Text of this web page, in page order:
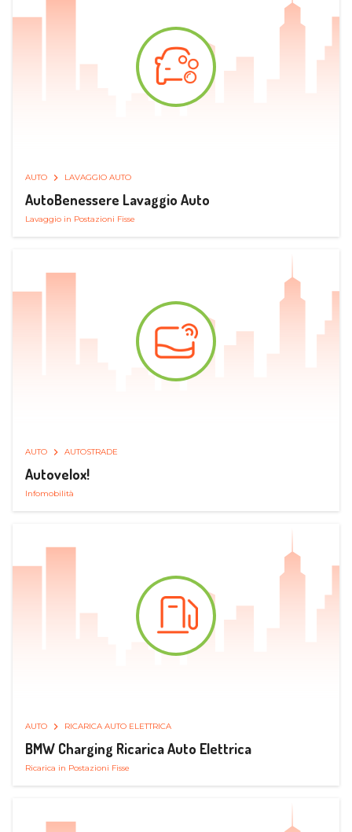
AUTO LAVAGGIO AUTO
AutoBenessere Lavaggio Auto
Lavaggio in Postazioni Fisse
AUTO AUTOSTRADE
Autovelox!
Infomobilità
AUTO RICARICA AUTO ELETTRICA
BMW Charging Ricarica Auto Elettrica
Ricarica in Postazioni Fisse